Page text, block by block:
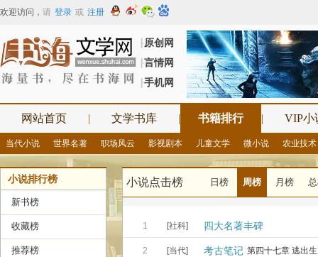
欢迎访问 ， 请 登录 或 注册
┠原创网
┠言情网
┠手机网
网站首页 | 文学书库 | 书籍排行 | VIP小
当代小说 世界名著 职场风云 影视剧本 儿童文学 微小说 农业技术
小说排行榜
新书榜
收藏榜
推荐榜
小说点击榜 日榜 周榜 月榜
1 [社科] 四大名著丰碑
2 [当代] 考古笔记 第四十七章 逃出